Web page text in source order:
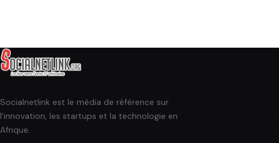
Socialnetlink est le média de référence sur
l'innovation, les startups et la technologie en
Afrique.